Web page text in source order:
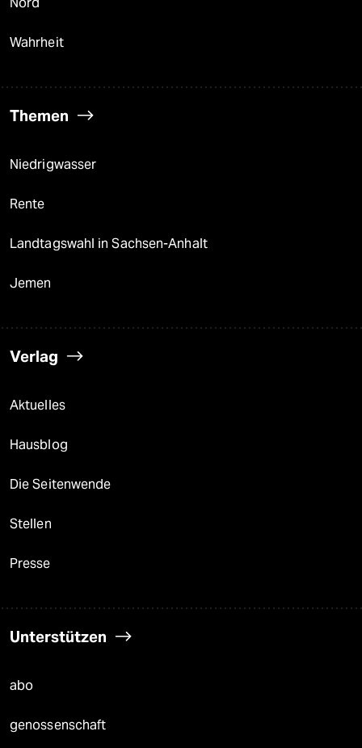
Nord
Wahrheit
Themen
Niedrigwasser
Rente
Landtagswahl in Sachsen-Anhalt
Jemen
Verlag
Aktuelles
Hausblog
Die Seitenwende
Stellen
Presse
Unterstützen
abo
genossenschaft